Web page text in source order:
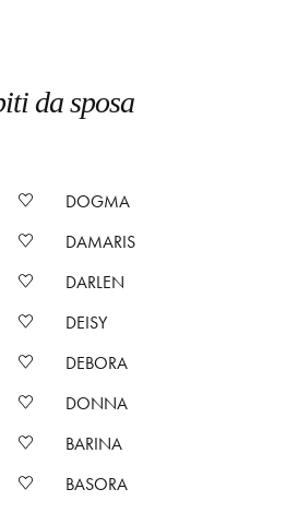
da sposa
DOGMA
DAMARIS
DARLEN
DEISY
DEBORA
DONNA
BARINA
BASORA